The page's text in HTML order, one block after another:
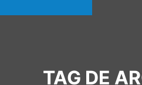
TAG DE